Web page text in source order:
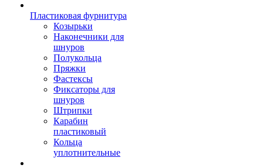
Пластиковая фурнитура
Козырьки
Наконечники для
шнуров
Полукольца
Пряжки
Фастексы
Фиксаторы для
шнуров
Штрипки
Карабин
пластиковый
Кольца
уплотнительные